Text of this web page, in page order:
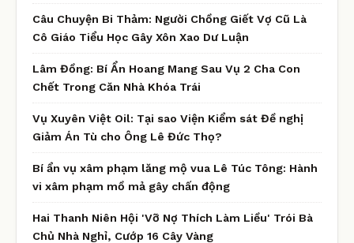
Câu Chuyện Bi Thảm: Người Chồng Giết Vợ Cũ Là
Cô Giáo Tiểu Học Gây Xôn Xao Dư Luận
Lâm Đồng: Bí Ẩn Hoang Mang Sau Vụ 2 Cha Con
Chết Trong Căn Nhà Khóa Trái
Vụ Xuyên Việt Oil: Tại sao Viện Kiểm sát Đề nghị
Giảm Án Tù cho Ông Lê Đức Thọ?
Bí ẩn vụ xâm phạm lăng mộ vua Lê Túc Tông: Hành
vi xâm phạm mồ mả gây chấn động
Hai Thanh Niên Hội 'Vỡ Nợ Thích Làm Liều' Trói Bà
Chủ Nhà Nghỉ, Cướp 16 Cây Vàng